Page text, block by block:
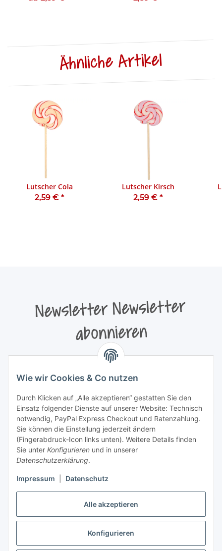
Alle akzeptieren
Konfigurieren
Wie wir Cookies & Co nutzen
Durch Klicken auf „Alle akzeptieren“ gestatten Sie den
Einsatz folgender Dienste auf unserer Website: Technisch
notwendig, PayPal Express Checkout und Ratenzahlung.
Sie können die Einstellung jederzeit ändern
(Fingerabdruck-Icon links unten). Weitere Details finden
Sie unter Konfigurieren und in unserer
Datenschutzerklärung.
Impressum Datenschutz
Ähnliche Artikel
Lutscher Cola
2,59 € *
Lutscher Kirsch
2,59 € *
Newsletter Newsletter
abonnieren
Bitte senden Sie mir entsprechend Ihrer
Informationen zu Ihrem Produktsortiment per E-Mail zu.
Newsletter abonnieren
Newsletter Newsletter abonnieren
Informationen
Gesetzliche Informationen
Vertrag widerrufen